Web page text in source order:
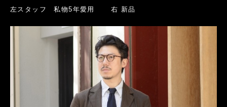
左スタッフ 私物5年愛用 右 新品